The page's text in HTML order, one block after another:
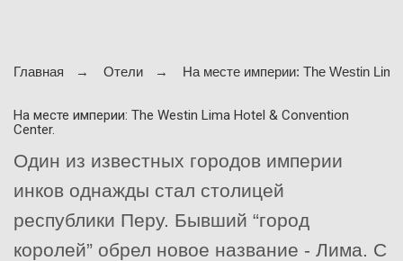
Главная Отели На месте империи: The Westin
На месте империи: The Westin Lima Hotel & Convention
Center.
Один из известных городов империи
инков однажды стал столицей
республики Перу. Бывший “город
королей” обрел новое название - Лима. С